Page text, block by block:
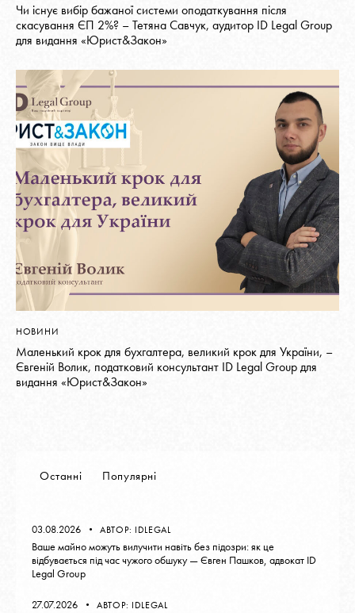
Чи існує вибір бажаної системи оподаткування після
скасування ЄП 2%? – Тетяна Савчук, аудитор ID Legal Group
для видання «Юрист&Закон»
НОВИНИ
Маленький крок для бухгалтера, великий крок для України, –
Євгеній Волик, податковий консультант ID Legal Group для
видання «Юрист&Закон»
Останні Популярні
03.08.2026 АВТОР: IDLEGAL
Ваше майно можуть вилучити навіть без підозри: як це
відбувається під час чужого обшуку — Євген Пашков, адвокат ID
Legal Group
27.07.2026 АВТОР: IDLEGAL